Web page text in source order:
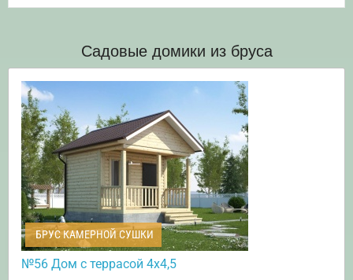
Садовые домики из бруса
БРУС КАМЕРНОЙ СУШКИ
№56 Дом с террасой 4х4,5